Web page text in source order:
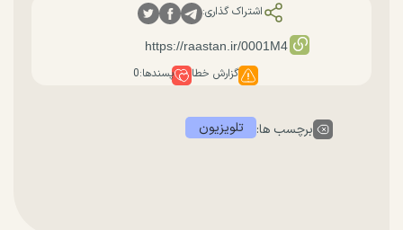
اشتراک گذاری:
گزارش خطا پسندها:0
برچسب ها: تلویزیون